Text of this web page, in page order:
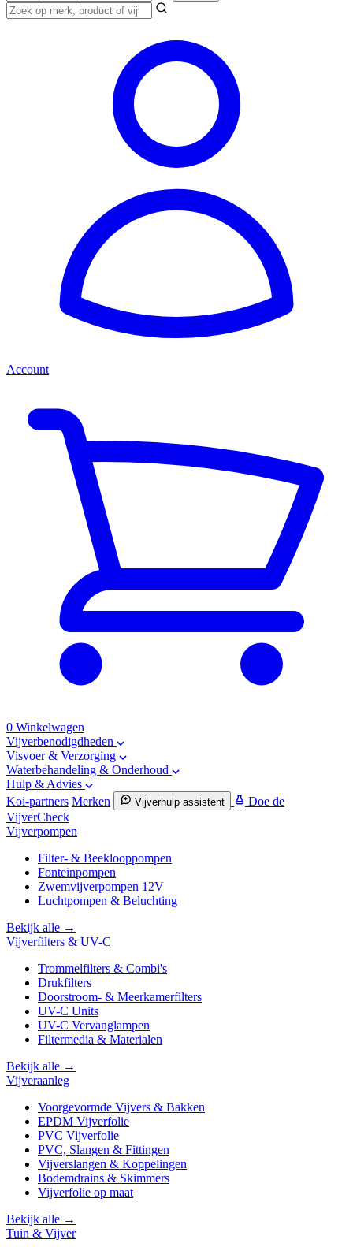
Account
0 Winkelwagen
Vijverbenodigdheden
Visvoer & Verzorging
Waterbehandeling & Onderhoud
Hulp & Advies
Koi-partners Merken Vijverhulp assistent
Doe de
VijverCheck
Vijverpompen
Filter- & Beeklooppompen
Fonteinpompen
Zwemvijverpompen 12V
Luchtpompen & Beluchting
Bekijk alle →
Vijverfilters & UV-C
Trommelfilters & Combi's
Drukfilters
Doorstroom- & Meerkamerfilters
UV-C Units
UV-C Vervanglampen
Filtermedia & Materialen
Bekijk alle →
Vijveraanleg
Voorgevormde Vijvers & Bakken
EPDM Vijverfolie
PVC Vijverfolie
PVC, Slangen & Fittingen
Vijverslangen & Koppelingen
Bodemdrains & Skimmers
Vijverfolie op maat
Bekijk alle →
Tuin & Vijver